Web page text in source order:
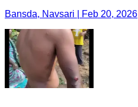
Bansda, Navsari | Feb 20, 2026